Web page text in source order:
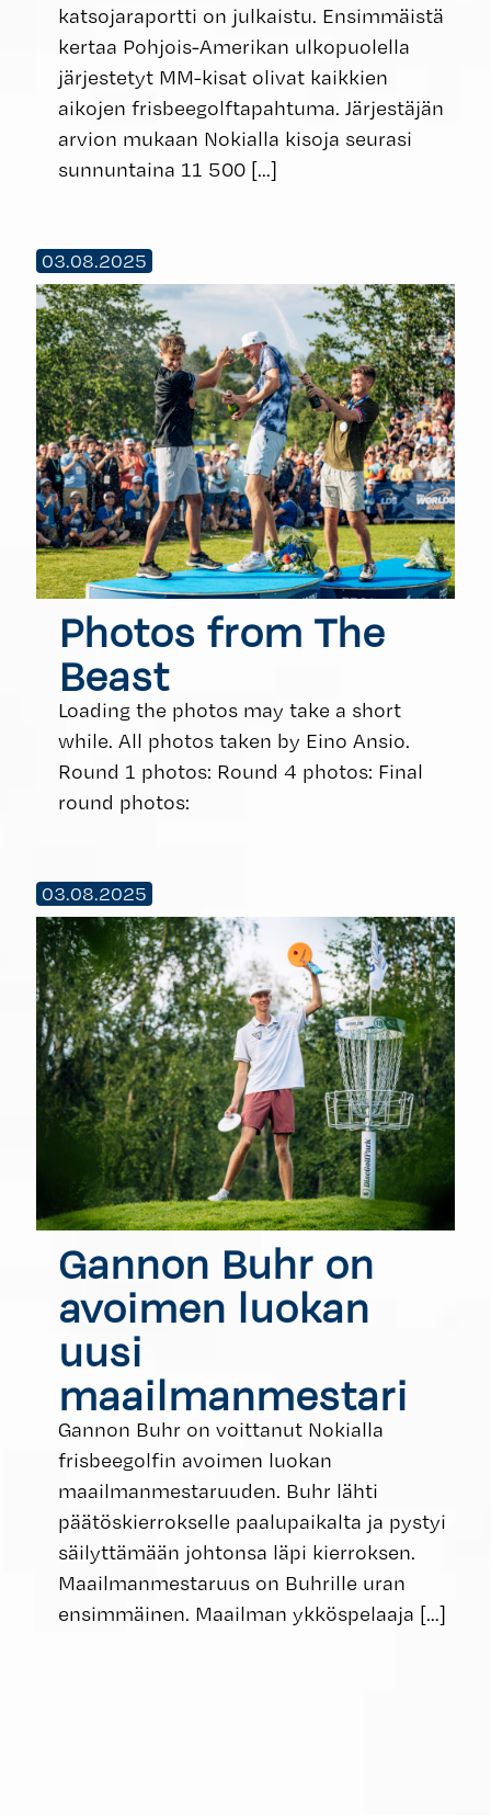
katsojaraportti on julkaistu. Ensimmäistä
kertaa Pohjois-Amerikan ulkopuolella
järjestetyt MM-kisat olivat kaikkien
aikojen frisbeegolftapahtuma. Järjestäjän
arvion mukaan Nokialla kisoja seurasi
sunnuntaina 11 500 […]
03.08.2025
Photos from The
Beast
Loading the photos may take a short
while. All photos taken by Eino Ansio.
Round 1 photos: Round 4 photos: Final
round photos:
03.08.2025
Gannon Buhr on
avoimen luokan
uusi
maailmanmestari
Gannon Buhr on voittanut Nokialla
frisbeegolfin avoimen luokan
maailmanmestaruuden. Buhr lähti
päätöskierrokselle paalupaikalta ja pystyi
säilyttämään johtonsa läpi kierroksen.
Maailmanmestaruus on Buhrille uran
ensimmäinen. Maailman ykköspelaaja […]